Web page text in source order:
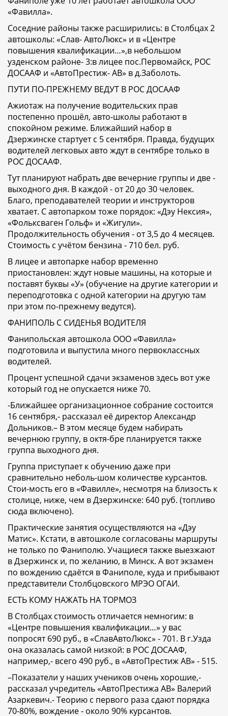
«Фавилла».
Соседние районы также расширились: в Столбцах 2
автошколы: «Слав- АвтоЛюкс» и в «Центре
повышения квалификации…»,в небольшом
узденском районе- 3:в лицее пос.Первомайск, РОС
ДОСААФ и «АвтоПрестиж- АВ» в д.Заболоть.
ПУТИ ПО-ПРЕЖНЕМУ ВЕДУТ В РОС ДОСААФ
Ажиотаж на получение водительских прав
постепенно прошёл, авто-школы работают в
спокойном режиме. Ближайший набор в
Дзержинске стартует с 5 сентября. Правда, будущих
водителей легковых авто ждут в сентябре только в
РОС ДОСААФ.
Тут планируют набрать две вечерние группы и две -
выходного дня. В каждой - от 20 до 30 человек.
Благо, преподавателей теории и инструкторов
хватает. С автопарком тоже порядок: «Дэу Нексия»,
«Фольксваген Гольф» и «Жигули».
Продолжительность обучения - от 3,5 до 4 месяцев.
Стоимость с учётом бензина - 710 бел. руб.
В лицее и автопарке набор временно
приостановлен: ждут новые машины, на которые и
поставят буквы «У» (обучение на другие категории и
переподготовка с одной категории на другую там
при этом по-прежнему ведутся).
ФАНИПОЛЬ С СИДЕНЬЯ ВОДИТЕЛЯ
Фанипольская автошкола ООО «Фавилла»
подготовила и выпустила много первоклассных
водителей.
Процент успешной сдачи экзаменов здесь вот уже
который год не опускается ниже 70.
-Ближайшее организационное собрание состоится
16 сентября,- рассказал её директор Александр
Дольников.– В этом месяце будем набирать
вечернюю группу, в октя-бре планируется также
группа выходного дня.
Группа приступает к обучению даже при
сравнительно неболь-шом количестве курсантов.
Стои-мость его в «Фавилле», несмотря на близость к
столице, ниже, чем в Дзержинске: 640 руб. (топливо
сюда включено).
Практические занятия осуществляются на «Дэу
Матис». Кстати, в автошколе согласованы маршруты
не только по Фаниполю. Учащиеся также выезжают
в Дзержинск и, по желанию, в Минск. А вот экзамен
по вождению сдаётся в Фаниполе, куда и прибывают
представители Столбцовского МРЭО ОГАИ.
ЕСТЬ КОМУ НАЖАТЬ НА ТОРМОЗ
В Столбцах стоимость отличается немногим: в
«Центре повышения квалификации…» у вас
попросят 690 руб., в «СлавАвтоЛюкс» - 701. В г.Узда
она оказалась самой низкой: в РОС ДОСААФ,
например,- всего 490 руб., в «АвтоПрестиж АВ» - 515.
–Показатели у наших учеников очень хорошие,-
рассказал учредитель «АвтоПрестижа АВ» Валерий
Азаркевич.- Теорию с первого раза сдают порядка
70-80%, вождение - около 90% курсантов.